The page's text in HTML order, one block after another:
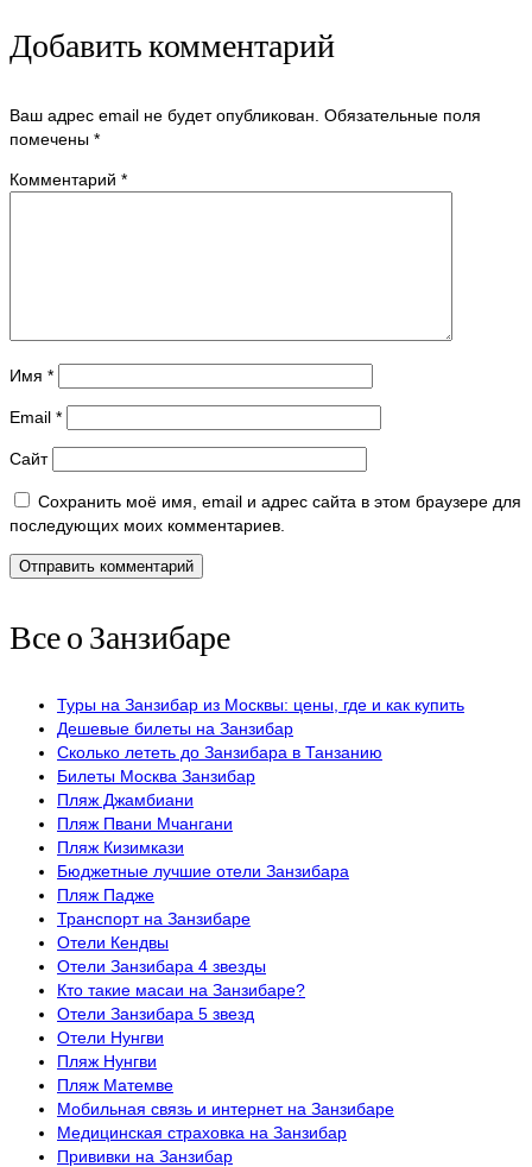
Добавить комментарий
Ваш адрес email не будет опубликован. Обязательные поля
помечены *
Комментарий *
Имя *
Email *
Сайт
Сохранить моё имя, email и адрес сайта в этом браузере для
последующих моих комментариев.
Все о Занзибаре
Туры на Занзибар из Москвы: цены, где и как купить
Дешевые билеты на Занзибар
Сколько лететь до Занзибара в Танзанию
Билеты Москва Занзибар
Пляж Джамбиани
Пляж Пвани Мчангани
Пляж Кизимкази
Бюджетные лучшие отели Занзибара
Пляж Падже
Транспорт на Занзибаре
Отели Кендвы
Отели Занзибара 4 звезды
Кто такие масаи на Занзибаре?
Отели Занзибара 5 звезд
Отели Нунгви
Пляж Нунгви
Пляж Матемве
Мобильная связь и интернет на Занзибаре
Медицинская страховка на Занзибар
Прививки на Занзибар